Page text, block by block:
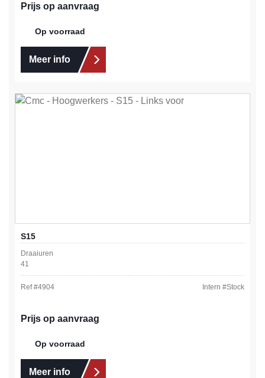
Prijs op aanvraag
Op voorraad
Meer info
S15
Draaiuren
41
Ref #4904 Intern #Stock
Prijs op aanvraag
Op voorraad
Meer info